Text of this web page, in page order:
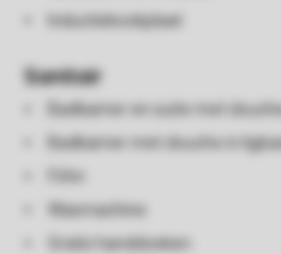
Inductiekookplaat
Sanitair
Badkamer en suite met
Badkamer met douche in
Wasmachine
Gratis handdoeken